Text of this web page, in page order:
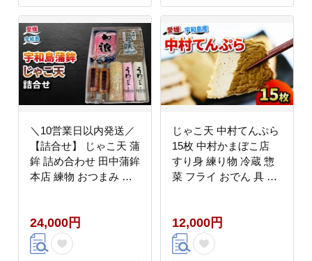
媛 宇和島 C012-045001
肉 水産 加工品 特産品
郷土料理 国産 愛媛 宇
和島 C010-003001
＼10営業日以内発送／
【詰合せ】 じゃこ天 蒲
鉾 詰め合わせ 田中蒲鉾
本店 練物 おつまみ 竹
24,000円
じゃこ天 中村てんぷら
15枚 中村かまぼこ店
すり身 練り物 冷蔵 惣
菜 フライ おでん 具 出
げかまぼこ 蒲鉾 カマボ
コ グルメ 贈り物 練り
物 練物 郷土料理 酒 お
12,000円